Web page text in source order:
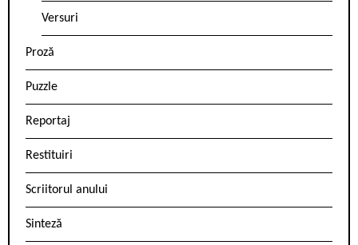
Versuri
Proză
Puzzle
Reportaj
Restituiri
Scriitorul anului
Sinteză